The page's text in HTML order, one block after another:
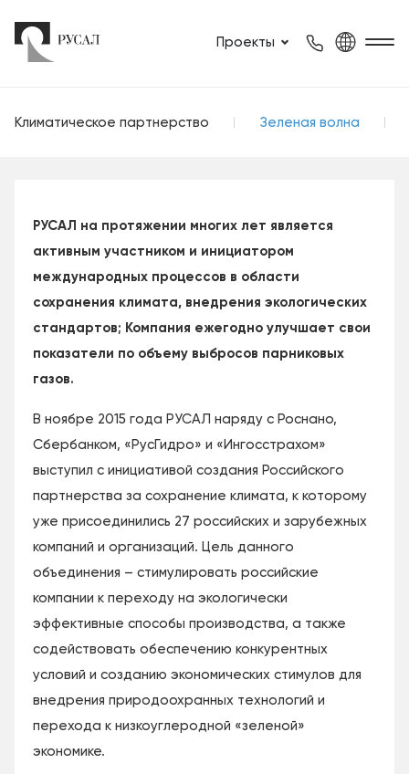
Проекты
Климатическое партнерство Зеленая волна
РУСАЛ на протяжении многих лет является
активным участником и инициатором
международных процессов в области
сохранения климата, внедрения экологических
стандартов; Компания ежегодно улучшает свои
показатели по объему выбросов парниковых
газов.
В ноябре 2015 года РУСАЛ наряду с Роснано,
Сбербанком, «РусГидро» и «Ингосстрахом»
выступил с инициативой создания Российского
партнерства за сохранение климата, к которому
уже присоединились 27 российских и зарубежных
компаний и организаций. Цель данного
объединения – стимулировать российские
компании к переходу на экологически
эффективные способы производства, а также
содействовать обеспечению конкурентных
условий и созданию экономических стимулов для
внедрения природоохранных технологий и
перехода к низкоуглеродной «зеленой»
экономике.